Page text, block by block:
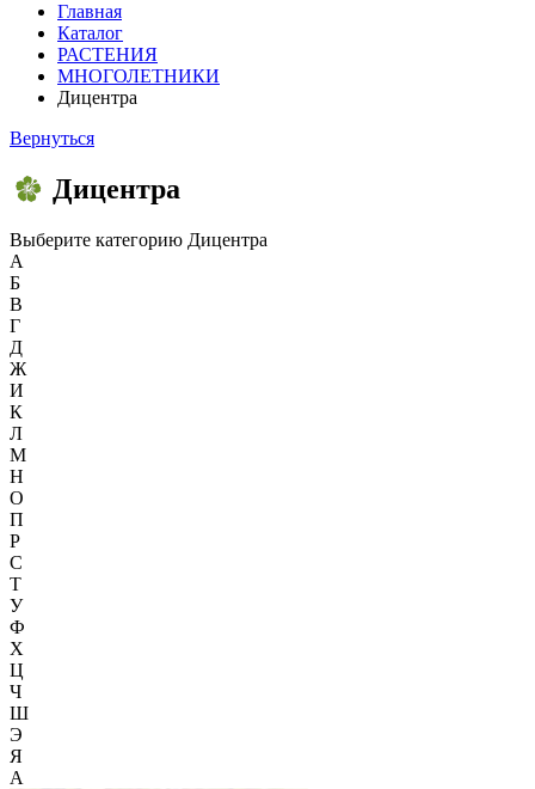
Главная
Каталог
РАСТЕНИЯ
МНОГОЛЕТНИКИ
Дицентра
Вернуться
Дицентра
Выберите категорию Дицентра
А
Б
В
Г
Д
Ж
И
К
Л
М
Н
О
П
Р
С
Т
У
Ф
Х
Ц
Ч
Ш
Э
Я
А